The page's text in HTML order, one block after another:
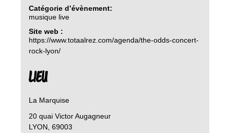
Catégorie d’évènement:
musique live
Site web :
https://www.totaalrez.com/agenda/the-odds-concert-
rock-lyon/
LIEU
La Marquise
20 quai Victor Augagneur
LYON 69003